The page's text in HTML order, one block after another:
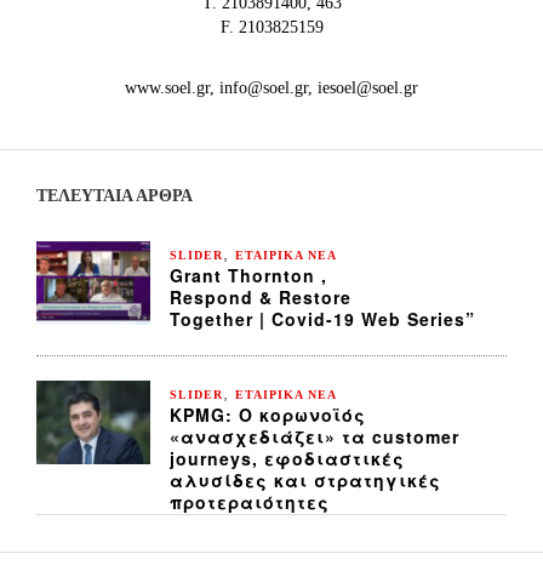
F. 2103825159
www.soel.gr, info@soel.gr, iesoel@soel.gr
ΤΕΛΕΥΤΑΙΑ ΆΡΘΡΑ
SLIDER ΕΤΑΙΡΙΚΑ ΝΕΑ
Grant Thornton ,
Respond & Restore
Together | Covid-19 Web Series”
SLIDER ΕΤΑΙΡΙΚΑ ΝΕΑ
KPMG: Ο κορωνοϊός
«ανασχεδιάζει» τα customer
journeys, εφοδιαστικές
αλυσίδες και στρατηγικές
προτεραιότητες